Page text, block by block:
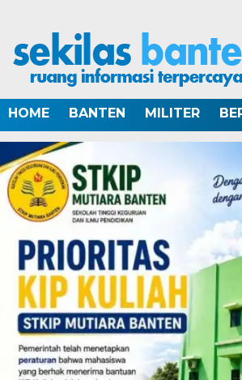
HOME BANTEN MILITER